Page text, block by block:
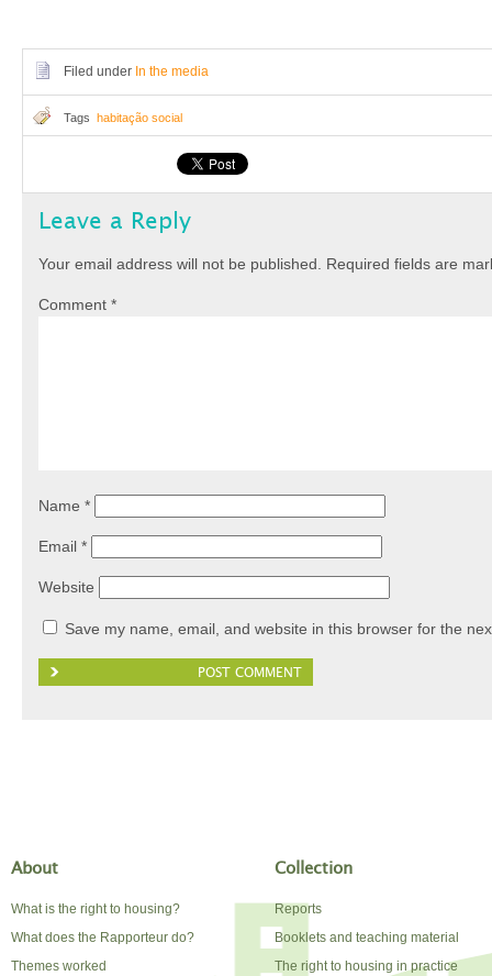
Filed under In the media
Tags habitação social
Leave a Reply
Your email address will not be published. Required fields are
Comment *
Name *
Email *
Website
Save my name, email, and website in this browser for the
About
What is the right to housing?
What does the Rapporteur do?
Themes worked
Collection
Reports
Booklets and teaching material
The right to housing in practice